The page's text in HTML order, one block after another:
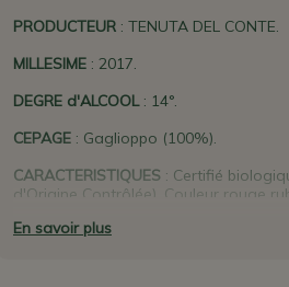
PRODUCTEUR : TENUTA DEL CONTE.
MILLESIME : 2017.
DEGRE d'ALCOOL: 14°.
CEPAGE : Gaglioppo (100%).
CARACTERISTIQUES : Certifié
d'Origine Contrôlée). Couleur rouge
bouche, il est assez tannique, sec mais
En savoir plus